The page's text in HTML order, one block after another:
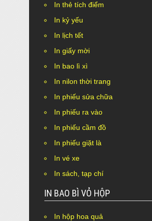
In thẻ tích điểm
In kỷ yếu
In lịch tết
In giấy mời
In bao lì xì
In nilon thời trang
In phiếu sửa chữa
In phiếu ra vào
In phiếu cầm đồ
In phiếu giặt là
In vé xe
In sách, tạp chí
IN BAO BÌ VỎ HỘP
In hộp hoa quả